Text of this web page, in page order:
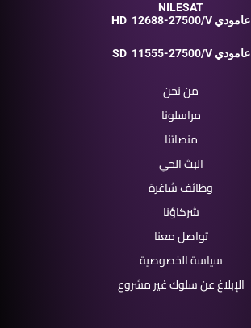
NILESAT
HD
12688-27500/V عامودي
SD 11555-27500/V عامودي
من نحن
مراسلونا
منصاتنا
البث الحي
وظائف شاغرة
شركاؤنا
تواصل معنا
سياسة الخصوصية
الإبلاغ عن سلوك غير مشروع